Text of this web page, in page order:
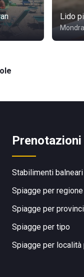
Lido
Prenotazioni
Stabilimenti balneari
Spiagge per regione
Spiagge per
Spiagge per tipo
Spiagge per località